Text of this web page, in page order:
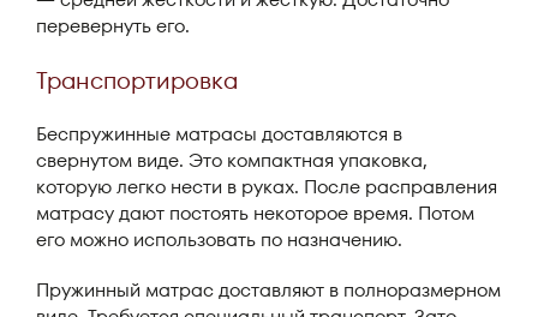
перевернуть его.
Транспортировка
Беспружинные матрасы доставляются в
свернутом виде. Это компактная упаковка,
которую легко нести в руках. После расправления
матрасу дают постоять некоторое время. Потом
его можно использовать по назначению.
Пружинный матрас доставляют в полноразмерном